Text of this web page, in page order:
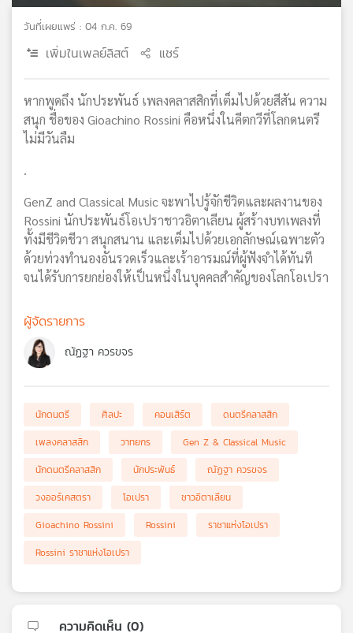
แผนที่
วิทยุ
เครือ
วันที่เผยแพร่ : 04 ก.ค. 69
เพิ่มในเพลย์ลิสต์ แชร์
หากพูดถึง นักประพันธ์ เพลงคลาสสิกที่เต็มไปด้วยสีสัน ความ
สนุก ชื่อของ Gioachino Rossini คือหนึ่งในคีตกวีที่โลกดนตรี
ไม่มีวันลืม
.
GenZ and Classical Music จะพาไปรู้จักชีวิตและผลงานของ
Rossini นักประพันธ์โอเปราชาวอิตาเลียน ผู้สร้างบทเพลงที่
ทั้งมีชีวิตชีวา สนุกสนาน และเต็มไปด้วยเอกลักษณ์เฉพาะตัว
ด้วยท่วงทำนองอันรวดเร็วและเร้าอารมณ์ที่ผู้ฟังจำได้ทันที
จนได้รับการยกย่องให้เป็นหนึ่งในบุคคลสำคัญของโลกโอเปรา
ผู้จัดรายการ
ณัฏฐา ควรขจร
นักดนตรี ศิลปะ คอนเสิร์ต
ดนตรีคลาสสิก
เพลงคลาสสิก
วาทยกร
Gen Z & Classical Music
นักดนตรีคลาสสิก
นักประพันธ์
ณัฏฐา ควรขจร
วงออร์เคสตรา
โอเปรา
ชาวอิตาเลียน
Gioachino Rossini
Rossini
ราชาแห่งโอเปรา
Rossini ราชาแห่งโอเปรา
ความคิดเห็น (0)